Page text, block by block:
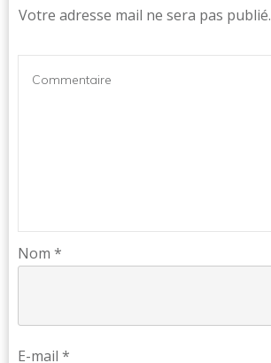
Votre adresse mail ne sera pas publié.
Nom *
E-mail *